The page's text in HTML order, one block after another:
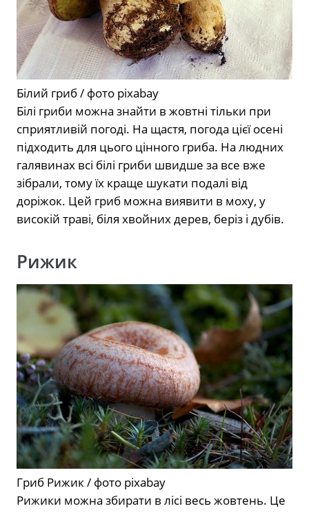
Білий гриб / фото pixabay
Білі гриби можна знайти в жовтні тільки при
сприятливій погоді. На щастя, погода цієї осені
підходить для цього цінного гриба. На людних
галявинах всі білі гриби швидше за все вже
зібрали, тому їх краще шукати подалі від
доріжок. Цей гриб можна виявити в моху, у
високій траві, біля хвойних дерев, беріз і дубів.
Рижик
Гриб Рижик / фото pixabay
Рижики можна збирати в лісі весь жовтень. Це